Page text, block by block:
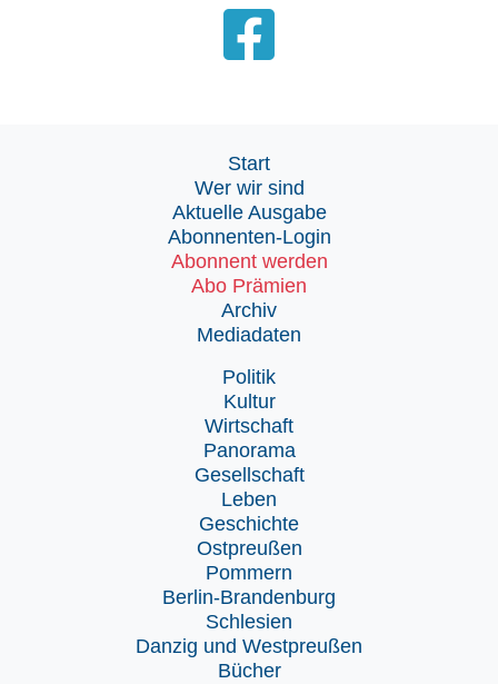
Start
Wer wir sind
Aktuelle Ausgabe
Abonnenten-Login
Abonnent werden
Abo Prämien
Archiv
Mediadaten
Politik
Kultur
Wirtschaft
Panorama
Gesellschaft
Leben
Geschichte
Ostpreußen
Pommern
Berlin-Brandenburg
Schlesien
Danzig und Westpreußen
Bücher